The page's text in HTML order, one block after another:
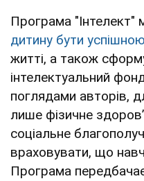
Програма "Інтелект"
дитину бути успішною
житті, а також
інтелектуальний
поглядами авторів,
лише фізичне
соціальне
враховувати, що
Програма